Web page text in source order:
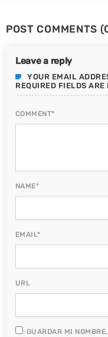
POST COMMENTS
Leave a reply
YOUR EMAIL
REQUIRED FIELDS ARE
COMMENT*
NAME*
EMAIL*
URL
GUARDAR MI